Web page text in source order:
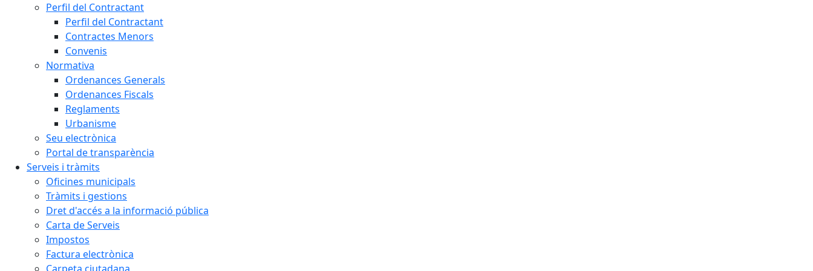
Perfil del Contractant
Perfil del Contractant
Contractes Menors
Convenis
Normativa
Ordenances Generals
Ordenances Fiscals
Reglaments
Urbanisme
Seu electrònica
Portal de transparència
Serveis i tràmits
Oficines municipals
Tràmits i gestions
Dret d'accés a la informació pública
Carta de Serveis
Impostos
Factura electrònica